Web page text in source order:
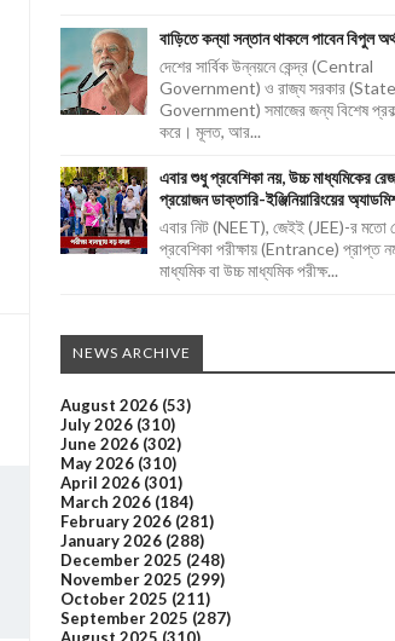
বাড়িতে কন্যা সন্তান থাকলে পাবেন বিপুল
দেশের সার্বিক উন্নয়নে কেন্দ্র (Central
Government) ও রাজ্য সরকার (State
Government) সমাজের জন্য বিশেষ
করে। মূলত, আর...
এবার শুধু প্রবেশিকা নয়, উচ্চ মাধ্যমিকের
প্রয়োজন ডাক্তারি-ইঞ্জিনিয়ারিংয়ের
এবার নিট (NEET), জেইই (JEE)-র মতো
প্রবেশিকা পরীক্ষায় (Entrance) প্রাপ্ত
মাধ্যমিক বা উচ্চ মাধ্যমিক পরীক্ষ...
NEWS ARCHIVE
August 2026 (53)
July 2026 (310)
June 2026 (302)
May 2026 (310)
April 2026 (301)
March 2026 (184)
February 2026 (281)
January 2026 (288)
December 2025 (248)
November 2025 (299)
October 2025 (211)
September 2025 (287)